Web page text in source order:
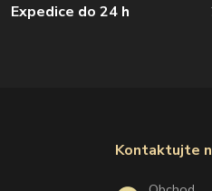
Expedice do 24 h
Kontaktujte